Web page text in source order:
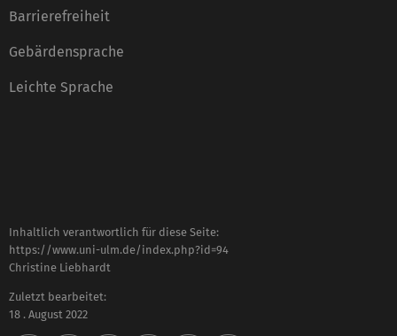
Barrierefreiheit
Gebärdensprache
Leichte Sprache
Inhaltlich verantwortlich für diese Seite:
https://www.uni-ulm.de/index.php?id=94
Christine Liebhardt
Zuletzt bearbeitet:
18 . August 2022